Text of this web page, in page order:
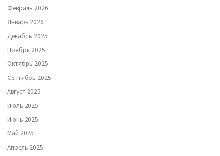
Февраль 2026
Январь 2026
Декабрь 2025
Ноябрь 2025
Октябрь 2025
Сентябрь 2025
Август 2025
Июль 2025
Июнь 2025
Май 2025
Апрель 2025